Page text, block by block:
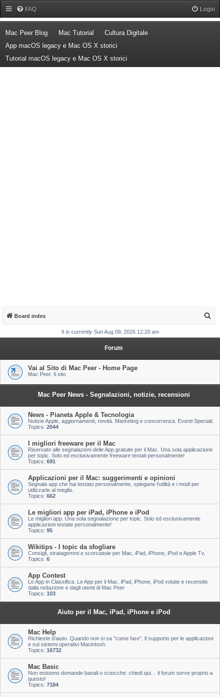
FAQ Login
Mac Peer Blog(Opens a new tab)
Mac Tutorial (Opens a new tab)
Cultura Digitale(Opens a new tab)
App macOS legacy e Mac OS X storici
Tutorial macOS legacy e Mac OS X storici
Board index
a
It is currently Sun Aug 09, 2026 12:20 am
Forum
Vai al Sito di Mac Peer - Home Page
Mac Peer. Il sito
Mac Peer News - Segnalazioni, notizie, recensioni
News - Pianeta Apple & Tecnologia
Notizie Apple, aggiornamenti, novità. Marketing e concorrenza. Eventi Speciali.
Topics: 2044
I migliori freeware per il Mac
Riservato alle segnalazioni delle App gratuite per il Mac. Una sola applicazione
per topic. Solo ed esclusivamente freeware testati personalmente!
Topics: 691
Applicazioni per il Mac: suggerimenti e opinioni
Segnala app che hai testato personalmente, spiegane l'utilità e i modi per
utilizzarle al meglio.
Topics: 662
Le migliori app per iPad, iPhone e iPod
Le migliori app. Una sola segnalazione per topic. Solo ed esclusivamente
applicazioni testate personalmente!
Topics: 95
Wikitips - I topic da sfogliare
Consigli, stratagemmi e scorciatoie per Mac, iPad, iPhone, iPod e Apple Tv.
Topics: 6
App Contest
Le App in Classifica. Le App per il Mac, iPad, iPhone, iPod votate e recensite
dalla redazione e dagli utenti di Mac Peer
Topics: 103
Aiuto per il Mac, iPad, iPhone e iPod
Mac Help
Richieste d'aiuto. Quando non si sa "come fare". Il supporto per le applicazioni
e sui sistemi operativi Macintosh.
Topics: 16732
Mac Basic
Non esistono domande banali o sciocche: chiedi qui… il forum serve proprio a
questo!
Topics: 7184